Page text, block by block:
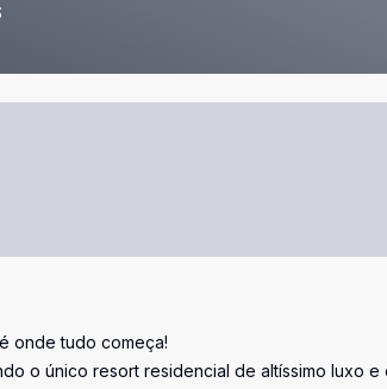
onde tudo começa!
o único resort residencial de altíssimo luxo